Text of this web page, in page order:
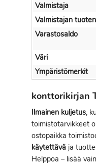
Valmistaja
Valmistajan
Varastosaldo
Väri
Ympäristömerkit
konttorikirjan
Ilmainen kuljetus,
toimistotarvikkeet
ostopaikka
käytettävä ja
Helppoa – lisää